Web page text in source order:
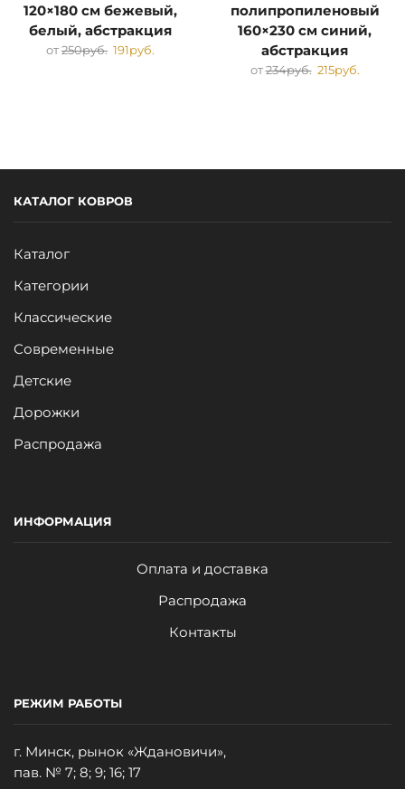
120×180 см бежевый,
белый, абстракция
от250руб. 191руб.
полипропиленовый
160×230 см синий,
абстракция
от234руб. 215руб.
КАТАЛОГ КОВРОВ
Каталог
Категории
Классические
Современные
Детские
Дорожки
Распродажа
ИНФОРМАЦИЯ
Оплата и доставка
Распродажа
Контакты
РЕЖИМ РАБОТЫ
г. Минск, рынок «Ждановичи»,
пав. № 7; 8; 9; 16; 17